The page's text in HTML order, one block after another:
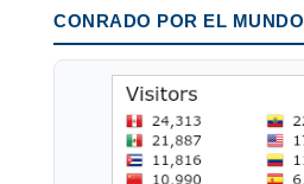
CONRADO POR EL MUNDO